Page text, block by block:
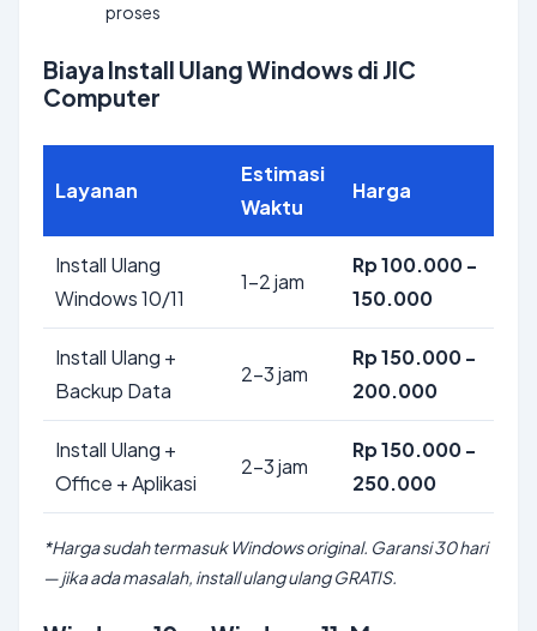
proses
Biaya Install Ulang Windows di JIC
Computer
Layanan
Estimasi
Waktu
Harga
Install Ulang
Windows 10/11
1-2 jam
Rp 100.000 -
150.000
Install Ulang +
Backup Data
2-3 jam
Rp 150.000 -
200.000
Install Ulang +
Office + Aplikasi
2-3 jam
Rp 150.000 -
250.000
*Harga sudah termasuk Windows original. Garansi 30 hari
— jika ada masalah, install ulang ulang GRATIS.